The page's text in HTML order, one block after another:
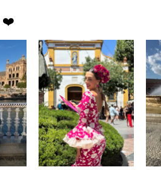
❤️